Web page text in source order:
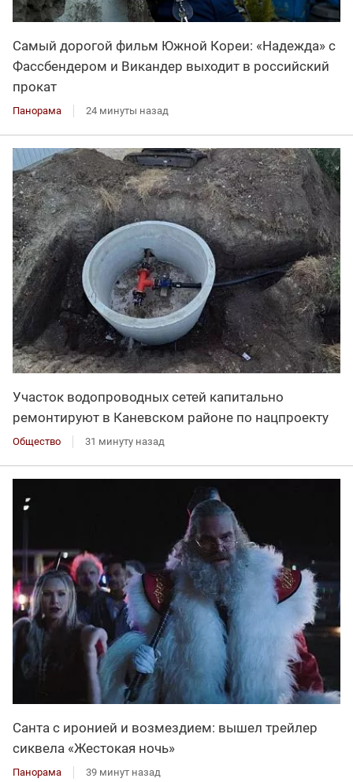
Самый дорогой фильм Южной Кореи: «Надежда» с
Фассбендером и Викандер выходит в российский
прокат
Панорама 24 минуты назад
Участок водопроводных сетей капитально
ремонтируют в Каневском районе по нацпроекту
Общество 31 минуту назад
Санта с иронией и возмездием: вышел трейлер
сиквела «Жестокая ночь»
Панорама 39 минут назад